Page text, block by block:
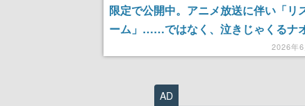
限定で公開中。アニメ放送に伴い「リ
ーム」……ではなく、泣きじゃくるナ
2026年
AD